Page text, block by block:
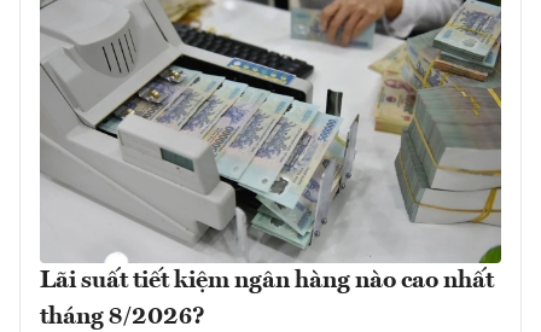
Lãi suất tiết kiệm ngân hàng nào cao nhất
tháng 8/2026?